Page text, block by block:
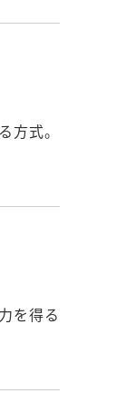
式。
を得る